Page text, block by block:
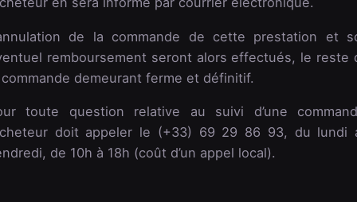
de la commande de cette prestation et
remboursement seront alors effectués, le reste
demeurant ferme et définitif.
toute question relative au suivi d’une
doit appeler le (+33) 69 29 86 93, du lundi
de 10h à 18h (coût d’un appel local).